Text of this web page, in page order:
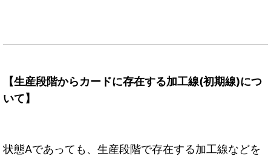
【生産段階からカードに存在する加工線(初期線)につ
いて】
状態Aであっても、生産段階で存在する加工線などを